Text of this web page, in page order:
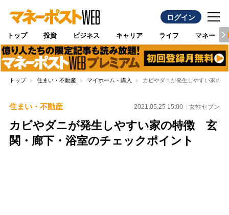
ログイン
トップ 投資 ビジネス キャリア ライフ マネー
トップ 住まい・不動産 マイホーム・購入 カビやダニが発生しやすい家の
住まい・不動産 2021.05.25 15:00 女性セブン
カビやダニが発生しやすい家の特徴 玄
関・廊下・浴室のチェックポイント